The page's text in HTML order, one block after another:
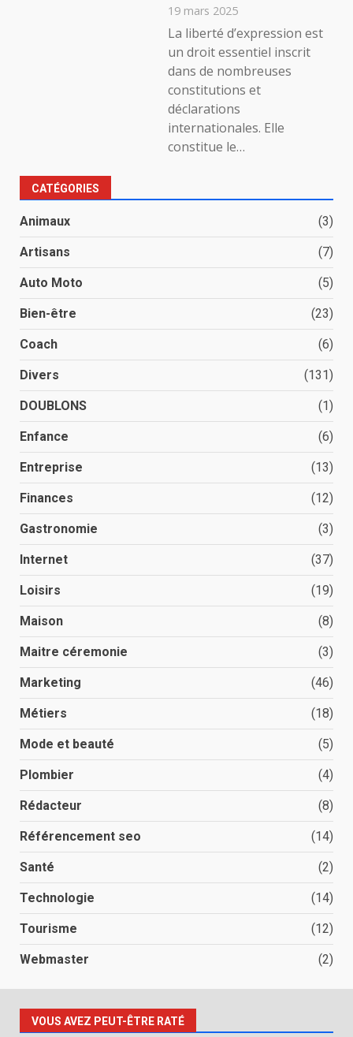
19 mars 2025
La liberté d’expression est
un droit essentiel inscrit
dans de nombreuses
constitutions et
déclarations
internationales. Elle
constitue le…
CATÉGORIES
Animaux (3)
Artisans (7)
Auto Moto (5)
Bien-être (23)
Coach (6)
Divers (131)
DOUBLONS (1)
Enfance (6)
Entreprise (13)
Finances (12)
Gastronomie (3)
Internet (37)
Loisirs (19)
Maison (8)
Maitre céremonie (3)
Marketing (46)
Métiers (18)
Mode et beauté (5)
Plombier (4)
Rédacteur (8)
Référencement seo (14)
Santé (2)
Technologie (14)
Tourisme (12)
Webmaster (2)
VOUS AVEZ PEUT-ÊTRE RATÉ